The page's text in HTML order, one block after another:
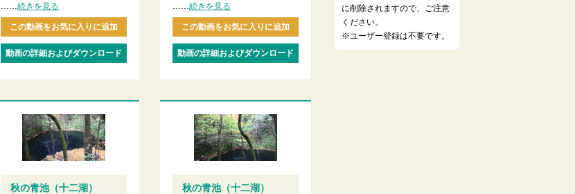
続きを見る
この動画をお気に入りに追加
動画の詳細およびダウンロード
続きを見る
この動画をお気に入りに追加
動画の詳細およびダウンロード
秋の青池（十二湖） 秋の青池（十二湖）
に削除されますので、ご注意
ください。
※ユーザー登録は不要です。